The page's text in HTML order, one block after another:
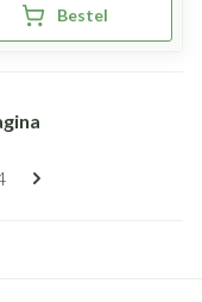
Bestel
pagina